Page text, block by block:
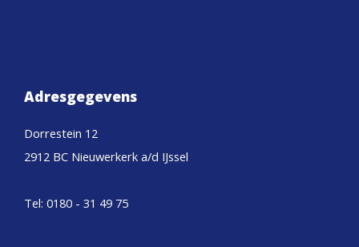
Adresgegevens
Dorrestein 12
2912 BC Nieuwerkerk a/d IJssel
Tel: 0180 - 31 49 75